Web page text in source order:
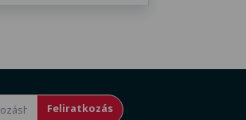
Feliratkozás